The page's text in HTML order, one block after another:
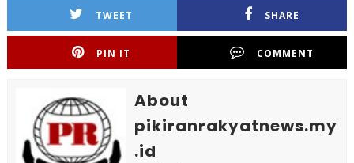
TWEET SHARE
PIN IT COMMENT
About
pikiranrakyatnews.my
.id